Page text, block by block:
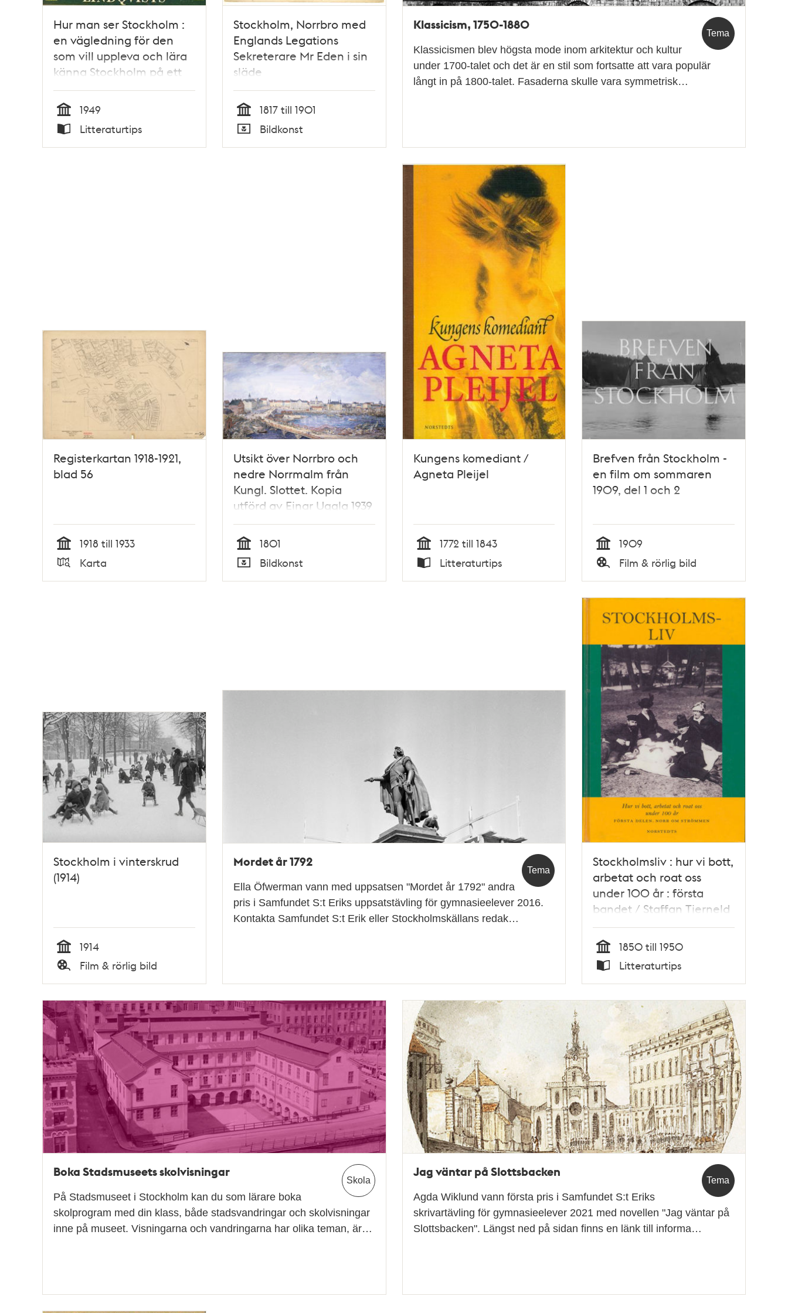
Hur man ser Stockholm :
en vägledning för den
som vill uppleva och lära
känna Stockholm på ett
angenämt sätt / Lennart
Sundström
Tid
1949
Typ
Litteraturtips
Stockholm, Norrbro med
Englands Legations
Sekreterare Mr Eden i sin
släde
Tid
1817 till 1901
Typ
Bildkonst
Tema
Klassicism, 1750-1880
Klassicismen blev högsta mode inom arkitektur och kultur
under 1700-talet och det är en stil som fortsatte att vara populär
långt in på 1800-talet. Fasaderna skulle vara symmetrisk…
Registerkartan 1918-1921,
blad 56
Tid
1918 till 1933
Typ
Karta
Utsikt över Norrbro och
nedre Norrmalm från
Kungl. Slottet. Kopia
utförd av Einar Uggla 1939
Tid
1801
Typ
Bildkonst
Kungens komediant /
Agneta Pleijel
Tid
1772 till 1843
Typ
Litteraturtips
Brefven från Stockholm -
en film om sommaren
1909, del 1 och 2
Tid
1909
Typ
Film & rörlig bild
Stockholm i vinterskrud
(1914)
Tid
1914
Typ
Film & rörlig bild
Tema
Mordet år 1792
Ella Öfwerman vann med uppsatsen "Mordet år 1792" andra
pris i Samfundet S:t Eriks uppsatstävling för gymnasieelever 2016.
Kontakta Samfundet S:t Erik eller Stockholmskällans redak…
Stockholmsliv : hur vi bott,
arbetat och roat oss
under 100 år : första
bandet / Staffan Tjerneld
Tid
1850 till 1950
Typ
Litteraturtips
Skola
Boka Stadsmuseets skolvisningar
På Stadsmuseet i Stockholm kan du som lärare boka
skolprogram med din klass, både stadsvandringar och skolvisningar
inne på museet. Visningarna och vandringarna har olika teman, är…
Tema
Jag väntar på Slottsbacken
Agda Wiklund vann första pris i Samfundet S:t Eriks
skrivartävling för gymnasieelever 2021 med novellen "Jag väntar på
Slottsbacken". Längst ned på sidan finns en länk till informa…